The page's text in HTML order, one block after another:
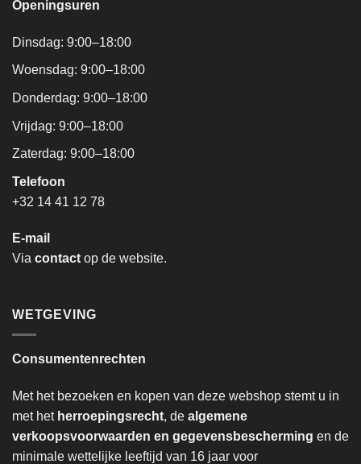
Openingsuren
Dinsdag: 9:00–18:00
Woensdag: 9:00–18:00
Donderdag: 9:00–18:00
Vrijdag: 9:00–18:00
Zaterdag: 9:00–18:00
Telefoon
+32 14 41 12 78
E-mail
Via contact op de website.
WETGEVING
Consumentenrechten
Met het bezoeken en kopen van deze webshop stemt u in
met het herroepingsrecht, de algemene
verkoopsvoorwaarden en gegevensbescherming en de
minimale wettelijke leeftijd van 16 jaar voor